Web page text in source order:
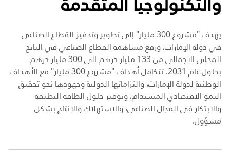
يهدف "مشروع 300 مليار" إلى تطوير وتحفيز القطاع الصناعي
في دولة الإمارات، ورفع مساهمة القطاع الصناعي في الناتج
المحلي الإجمالي من 133 مليار درهم إلى 300 مليار درهم
بحلول عام 2031
.
تتكامل أهداف "مشروع 300 مليار" مع الأهداف
الوطنية لدولة الإمارات، والتزاماتها الدولية وجهودها نحو تحقيق
النمو الاقتصادي المستدام، وتوفير حلول الطاقة النظيفة
والابتكار في المجال الصناعي، والاستهلاك والإنتاج بشكل
مسؤول.